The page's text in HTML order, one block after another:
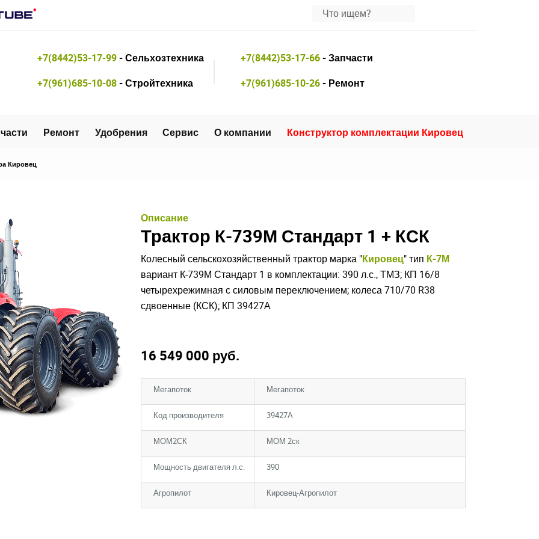
+7(8442)53-17-99- Сельхозтехника
+7(961)685-10-08- Стройтехника
+7(8442)53-17-66- Запчасти
+7(961)685-10-26- Ремонт
Ремонт Удобрения Сервис О компании Конструктор комплектации Кировец
Кировец
Описание
Трактор К-739М Стандарт 1 + КСК
Колесный сельскохозяйственный трактор марка "Кировец" тип К-7М
вариант К-739М Стандарт 1 в комплектации: 390 л.с., ТМЗ; КП 16/8
четырехрежимная с силовым переключением; колеса 710/70 R38
сдвоенные (КСК); КП 39427А
16 549 000 руб.
Мегапоток Мегапоток
Код производителя 39427А
МОМ2СК МОМ 2ск
Мощность двигателя л.с. 390
Агропилот Кировец-Агропилот